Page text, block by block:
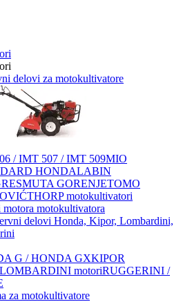
delovi za motokultivatore
/ IMT 507 / IMT 509MIO
HONDALABIN
MUTA GORENJETOMO
THORP motokultivatori
motokultivatora
G / HONDA GXKIPOR
LOMBARDINI motoriRUGGERINI /
za motokultivatore